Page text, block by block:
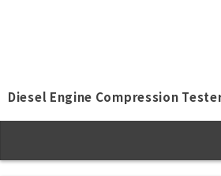
Diesel Engine Compression